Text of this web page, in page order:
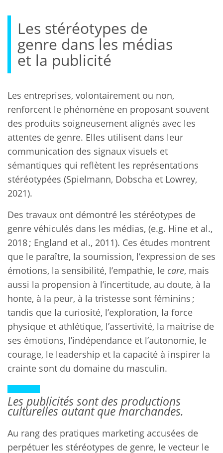
Les stéréotypes de
genre dans les médias
et la publicité
Les entreprises, volontairement ou non,
renforcent le phénomène en proposant souvent
des produits soigneusement alignés avec les
attentes de genre. Elles utilisent dans leur
communication des signaux visuels et
sémantiques qui reflètent les représentations
stéréotypées (Spielmann, Dobscha et Lowrey,
2021).
Des travaux ont démontré les stéréotypes de
genre véhiculés dans les médias, (e.g. Hine et al.,
2018 ; England et al., 2011). Ces études montrent
que le paraître, la soumission, l’expression de ses
émotions, la sensibilité, l’empathie, le care, mais
aussi la propension à l’incertitude, au doute, à la
honte, à la peur, à la tristesse sont féminins ;
tandis que la curiosité, l’exploration, la force
physique et athlétique, l’assertivité, la maitrise de
ses émotions, l’indépendance et l’autonomie, le
courage, le leadership et la capacité à inspirer la
crainte sont du domaine du masculin.
Les publicités sont des productions
culturelles autant que marchandes.
Au rang des pratiques marketing accusées de
perpétuer les stéréotypes de genre, le vecteur le